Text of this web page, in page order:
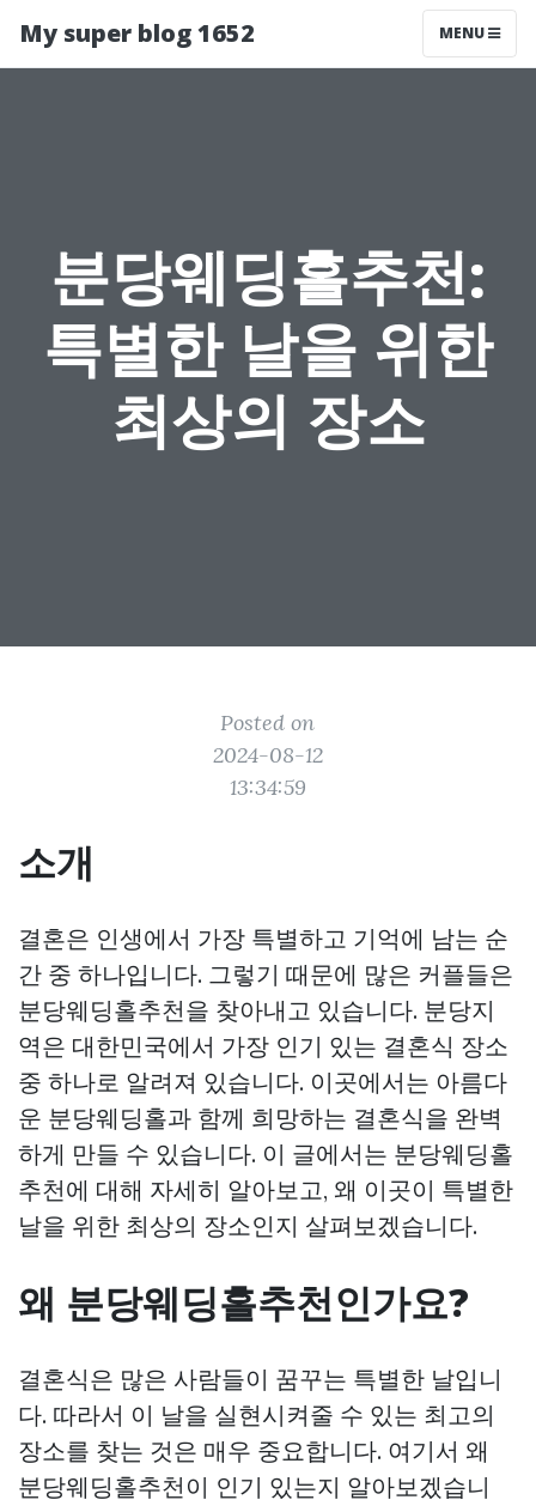
My super blog 1652 MENU
분당웨딩홀추천:
특별한 날을 위한
최상의 장소
Posted on
2024-08-12
13:34:59
소개
결혼은 인생에서 가장 특별하고 기억에 남는 순
간 중 하나입니다. 그렇기 때문에 많은 커플들은
분당웨딩홀추천을 찾아내고 있습니다. 분당지
역은 대한민국에서 가장 인기 있는 결혼식 장소
중 하나로 알려져 있습니다. 이곳에서는 아름다
운 분당웨딩홀과 함께 희망하는 결혼식을 완벽
하게 만들 수 있습니다. 이 글에서는 분당웨딩홀
추천에 대해 자세히 알아보고, 왜 이곳이 특별한
날을 위한 최상의 장소인지 살펴보겠습니다.
왜 분당웨딩홀추천인가요?
결혼식은 많은 사람들이 꿈꾸는 특별한 날입니
다. 따라서 이 날을 실현시켜줄 수 있는 최고의
장소를 찾는 것은 매우 중요합니다. 여기서 왜
분당웨딩홀추천이 인기 있는지 알아보겠습니